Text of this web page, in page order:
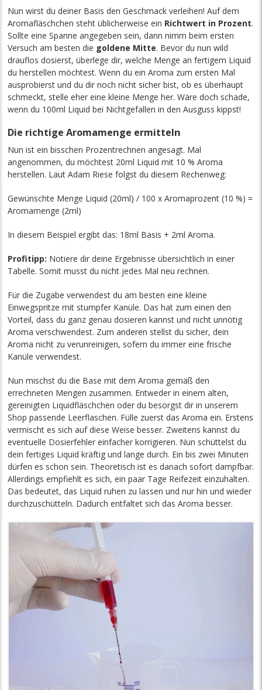
Nun wirst du deiner Basis den Geschmack verleihen! Auf dem
Aromafläschchen steht üblicherweise ein Richtwert in Prozent.
Sollte eine Spanne angegeben sein, dann nimm beim ersten
Versuch am besten die goldene Mitte. Bevor du nun wild
drauflos dosierst, überlege dir, welche Menge an fertigem Liquid
du herstellen möchtest. Wenn du ein Aroma zum ersten Mal
ausprobierst und du dir noch nicht sicher bist, ob es überhaupt
schmeckt, stelle eher eine kleine Menge her. Wäre doch schade,
wenn du 100ml Liquid bei Nichtgefallen in den Ausguss kippst!
Die richtige Aromamenge ermitteln
Nun ist ein bisschen Prozentrechnen angesagt. Mal
angenommen, du möchtest 20ml Liquid mit 10 % Aroma
herstellen. Laut Adam Riese folgst du diesem Rechenweg:
Gewünschte Menge Liquid (20ml) / 100 x Aromaprozent (10 %) =
Aromamenge (2ml)
In diesem Beispiel ergibt das: 18ml Basis + 2ml Aroma.
Profitipp: Notiere dir deine Ergebnisse übersichtlich in einer
Tabelle. Somit musst du nicht jedes Mal neu rechnen.
Für die Zugabe verwendest du am besten eine kleine
Einwegspritze mit stumpfer Kanüle. Das hat zum einen den
Vorteil, dass du ganz genau dosieren kannst und nicht unnötig
Aroma verschwendest. Zum anderen stellst du sicher, dein
Aroma nicht zu verunreinigen, sofern du immer eine frische
Kanüle verwendest.
Nun mischst du die Base mit dem Aroma gemäß den
errechneten Mengen zusammen. Entweder in einem alten,
gereinigten Liquidfläschchen oder du besorgst dir in unserem
Shop passende Leerflaschen. Fülle zuerst das Aroma ein. Erstens
vermischt es sich auf diese Weise besser. Zweitens kannst du
eventuelle Dosierfehler einfacher korrigieren. Nun schüttelst du
dein fertiges Liquid kräftig und lange durch. Ein bis zwei Minuten
dürfen es schon sein. Theoretisch ist es danach sofort dampfbar.
Allerdings empfiehlt es sich, ein paar Tage Reifezeit einzuhalten.
Das bedeutet, das Liquid ruhen zu lassen und nur hin und wieder
durchzuschütteln. Dadurch entfaltet sich das Aroma besser.